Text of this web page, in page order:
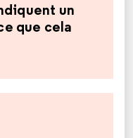
un
que cela